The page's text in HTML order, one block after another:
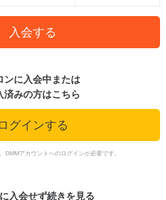
入会する
ンに入会中または
済みの方はこちら
グインする
DMMアカウントへのログインが必要です。
入会せず続きを見る